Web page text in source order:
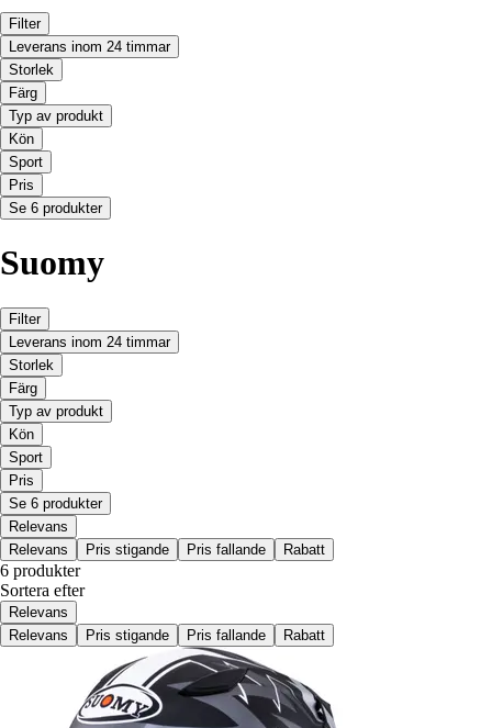
Filter
Leverans inom 24 timmar
Storlek
Färg
Typ av produkt
Kön
Sport
Pris
Se 6 produkter
Suomy
Filter
Leverans inom 24 timmar
Storlek
Färg
Typ av produkt
Kön
Sport
Pris
Se 6 produkter
Relevans
Relevans
Pris stigande Pris fallande Rabatt
6 produkter
Sortera efter
Relevans
Relevans
Pris stigande Pris fallande Rabatt